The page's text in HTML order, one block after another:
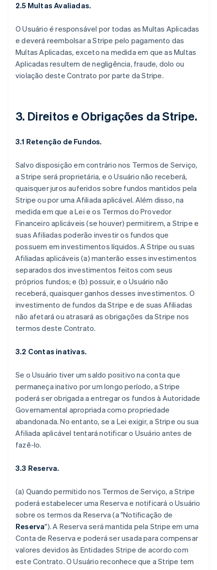
2.5 Multas Avaliadas.
O Usuário é responsável por todas as Multas Aplicadas
e deverá reembolsar a Stripe pelo pagamento das
Multas Aplicadas, exceto na medida em que as Multas
Aplicadas resultem de negligência, fraude, dolo ou
violação deste Contrato por parte da Stripe.
3. Direitos e Obrigações da Stripe.
3.1 Retenção de Fundos.
Salvo disposição em contrário nos Termos de Serviço,
a Stripe será proprietária, e o Usuário não receberá,
quaisquer juros auferidos sobre fundos mantidos pela
Stripe ou por uma Afiliada aplicável. Além disso, na
medida em que a Lei e os Termos do Provedor
Financeiro aplicáveis (se houver) permitirem, a Stripe e
suas Afiliadas poderão investir os fundos que
possuem em investimentos líquidos. A Stripe ou suas
Afiliadas aplicáveis (a) manterão esses investimentos
separados dos investimentos feitos com seus
próprios fundos; e (b) possuir, e o Usuário não
receberá, quaisquer ganhos desses investimentos. O
investimento de fundos da Stripe e de suas Afiliadas
não afetará ou atrasará as obrigações da Stripe nos
termos deste Contrato.
3.2 Contas inativas.
Se o Usuário tiver um saldo positivo na conta que
permaneça inativo por um longo período, a Stripe
poderá ser obrigada a entregar os fundos à Autoridade
Governamental apropriada como propriedade
abandonada. No entanto, se a Lei exigir, a Stripe ou sua
Afiliada aplicável tentará notificar o Usuário antes de
fazê-lo.
3.3 Reserva.
(a) Quando permitido nos Termos de Serviço, a Stripe
poderá estabelecer uma Reserva e notificará o Usuário
sobre os termos da Reserva (a "Notificação de
Reserva"). A Reserva será mantida pela Stripe em uma
Conta de Reserva e poderá ser usada para compensar
valores devidos às Entidades Stripe de acordo com
este Contrato. O Usuário reconhece que a Stripe tem